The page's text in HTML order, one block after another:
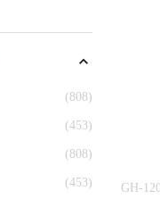
(808)
(453)
(808)
(453) GH-